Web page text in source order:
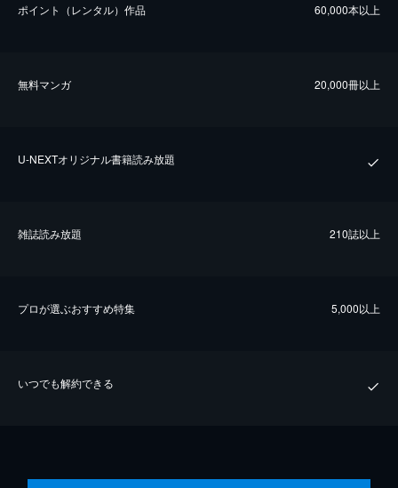
ポイント（レンタル）作品 60,000本以上
無料マンガ 20,000冊以上
U-NEXTオリジナル書籍読み放題
雑誌読み放題 210誌以上
プロが選ぶおすすめ特集 5,000以上
いつでも解約できる